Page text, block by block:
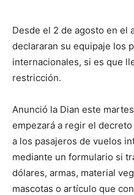
Desde el 2 de agosto en el
declararan su equipaje los
internacionales, si es que
restricción.
Anunció la Dian este
empezará a regir el
a los pasajeros de vuelos
mediante un formulario si
dólares, armas, material
mascotas o artículo que